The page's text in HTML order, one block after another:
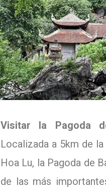
Visitar la Pagoda
Localizada a 5km de la
Hoa Lu, la Pagoda de
de las más